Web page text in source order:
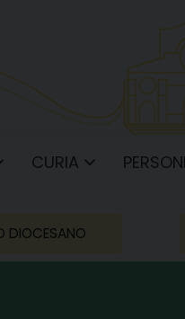
CURIA
DIOCESANO